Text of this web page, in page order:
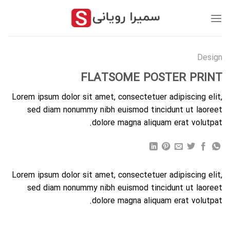
Design
FLATSOME POSTER PRINT
Lorem ipsum dolor sit amet, consectetuer adipiscing elit,
sed diam nonummy nibh euismod tincidunt ut laoreet
dolore magna aliquam erat volutpat.
Lorem ipsum dolor sit amet, consectetuer adipiscing elit,
sed diam nonummy nibh euismod tincidunt ut laoreet
dolore magna aliquam erat volutpat.